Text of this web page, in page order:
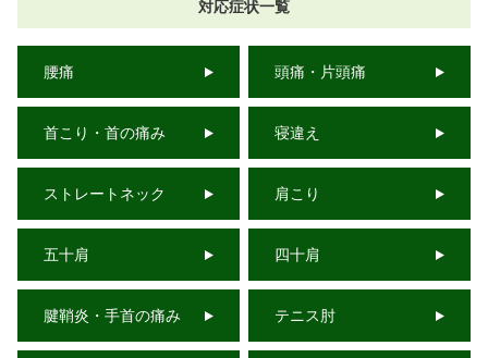
対応症状一覧
腰痛 頭痛・片頭痛
首こり・首の痛み 寝違え
ストレートネック 肩こり
五十肩 四十肩
腱鞘炎・手首の痛み テニス肘